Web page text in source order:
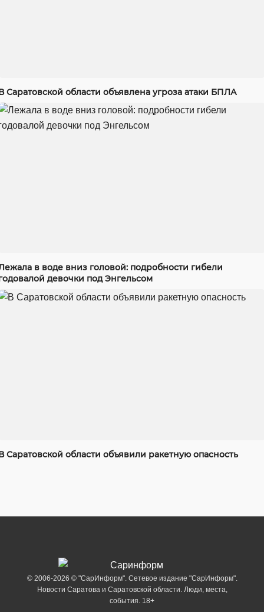
Саратовской области объявлена угроза атаки БПЛА
в воде вниз головой: подробности гибели
девочки под Энгельсом
Саратовской области объявили ракетную опасность
© 2006-2026 © "СарИнформ". Сетевое издание "СарИнформ".
Новости Саратова и Саратовской области. Люди, места,
события. 18+